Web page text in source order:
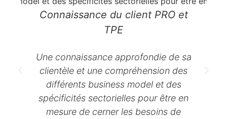
Connaissance du client PRO et
TPE
Une connaissance approfondie de sa
clientèle et une compréhension des
différents business model et des
spécificités sectorielles pour être en
mesure de cerner les besoins de